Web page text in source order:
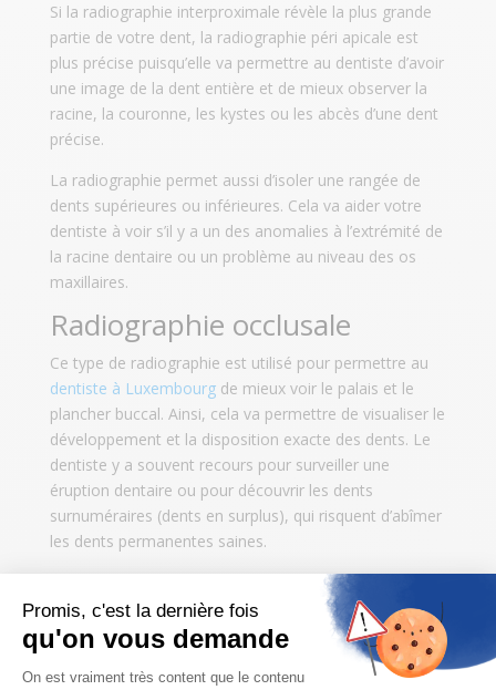
Si la radiographie interproximale révèle la plus grande
partie de votre dent, la radiographie péri apicale est
plus précise puisqu’elle va permettre au dentiste d’avoir
une image de la dent entière et de mieux observer la
racine, la couronne, les kystes ou les abcès d’une dent
précise.
La radiographie permet aussi d’isoler une rangée de
dents supérieures ou inférieures. Cela va aider votre
dentiste à voir s’il y a un des anomalies à l’extrémité de
la racine dentaire ou un problème au niveau des os
maxillaires.
Radiographie occlusale
Ce type de radiographie est utilisé pour permettre au
dentiste à Luxembourgde mieux voir le palais et le
plancher buccal. Ainsi, cela va permettre de visualiser le
développement et la disposition exacte des dents. Le
dentiste y a souvent recours pour surveiller une
éruption dentaire ou pour découvrir les dents
surnuméraires (dents en surplus), qui risquent d’abîmer
les dents permanentes saines.
Cette technique de radiographie est aussi utilisée pour
diagnostiquer une fente palatine ou une fracture. Elle
permet aussi de localiser les kystes, abcès ou
excroissances difficiles à découvrir autrement.